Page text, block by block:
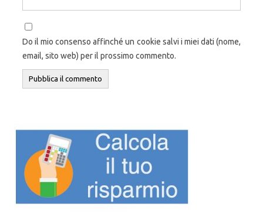
Do il mio consenso affinché un cookie salvi i miei dati (nome,
email, sito web) per il prossimo commento.